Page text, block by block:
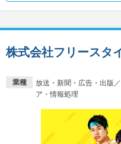
業種
放送・新聞・広告・出版
ア・情報処理
株式会社フリースタ